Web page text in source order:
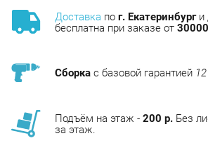
с базовой гарантией
Подъём на этаж -200 р.Без
АНАЛОГИ